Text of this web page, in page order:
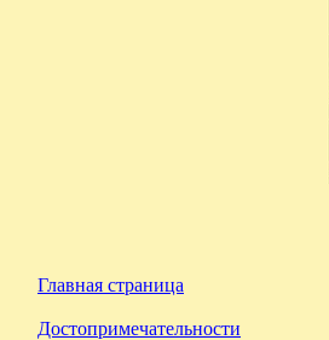
Главная страница
Достопримечательности